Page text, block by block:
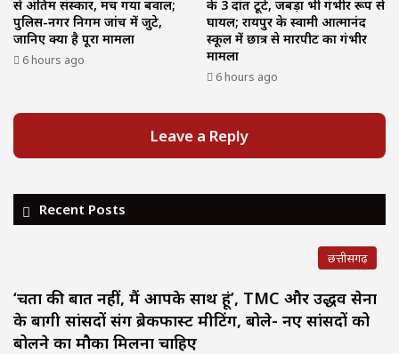
से अंतिम संस्कार, मच गया बवाल;
पुलिस-नगर निगम जांच में जुटे,
जानिए क्या है पूरा मामला
6 hours ago
के 3 दांत टूटे, जबड़ा भी गंभीर रूप से
घायल; रायपुर के स्वामी आत्मानंद
स्कूल में छात्र से मारपीट का गंभीर
मामला
6 hours ago
Leave a Reply
Recent Posts
छत्तीसगढ़
‘चिंता की बात नहीं, मैं आपके साथ हूं’, TMC और उद्धव सेना
के बागी सांसदों संग ब्रेकफास्ट मीटिंग, बोले- नए सांसदों को
बोलने का मौका मिलना चाहिए